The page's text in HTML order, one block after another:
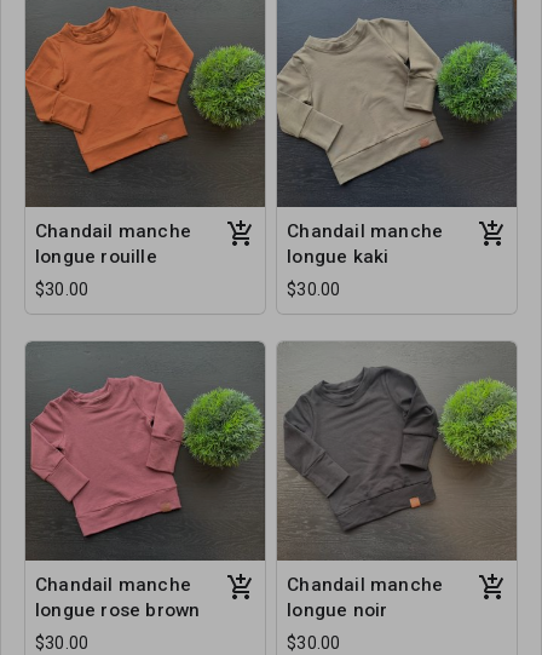
Chandail manche
longue rouille
$30.00
Chandail manche
longue kaki
$30.00
Chandail manche
longue rose brown
$30.00
Chandail manche
longue noir
$30.00